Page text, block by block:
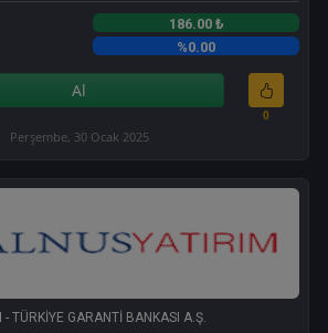
186.00 ₺
%0.00
Al
0
Perşembe, 30 Ocak 2025
- TÜRKİYE GARANTİ BANKASI A.Ş.